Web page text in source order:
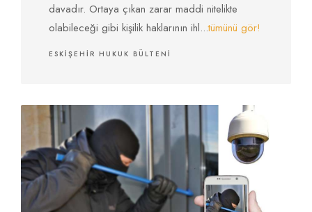
davadır. Ortaya çıkan zarar maddi nitelikte
olabileceği gibi kişilik haklarının ihl...tümünü gör!
ESKIŞEHIR HUKUK BÜLTENI